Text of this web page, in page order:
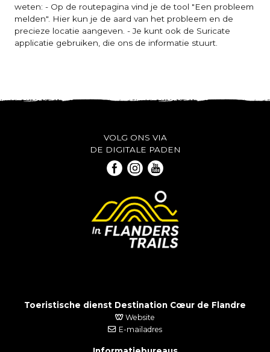
weten: - Op de routepagina vind je de tool "Een probleem
melden". Hier kun je de aard van het probleem en de
precieze locatie aangeven. - Je kunt ook de Suricate
applicatie gebruiken, die ons de informatie stuurt.
VOLG ONS VIA
DE DIGITALE PADEN
Toeristische dienst Destination Cœur de Flandre
Website
E-mailadres